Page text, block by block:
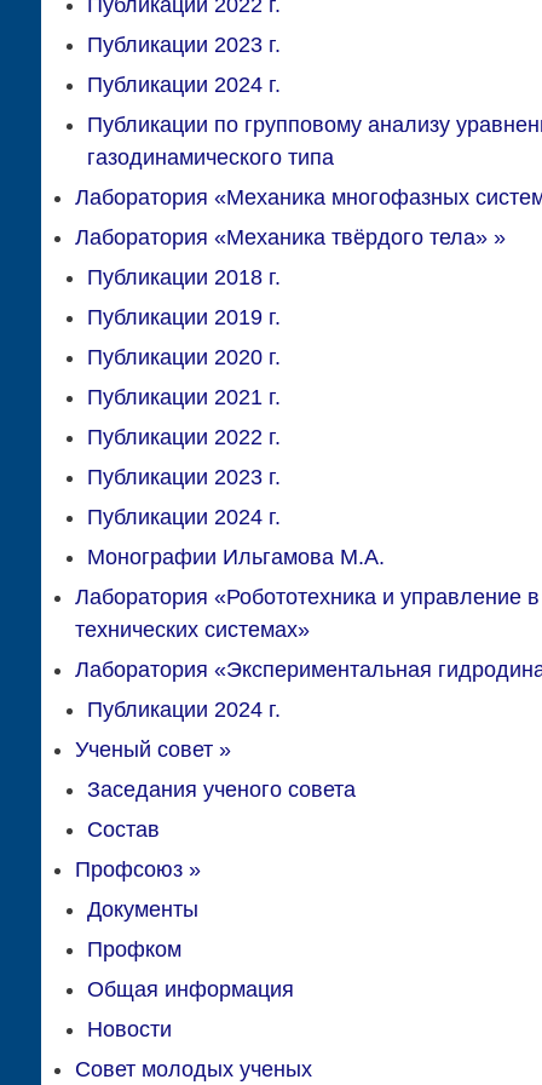
Публикации 2022 г.
Публикации 2023 г.
Публикации 2024 г.
Публикации по групповому анализу
газодинамического типа
Лаборатория «Механика многофазных
Лаборатория «Механика твёрдого тела»»
Публикации 2018 г.
Публикации 2019 г.
Публикации 2020 г.
Публикации 2021 г.
Публикации 2022 г.
Публикации 2023 г.
Публикации 2024 г.
Монографии Ильгамова М.А.
Лаборатория «Робототехника и управление в
технических системах»
Лаборатория «Экспериментальная
Публикации 2024 г.
Ученый совет»
Заседания ученого совета
Состав
Профсоюз»
Документы
Профком
Общая информация
Новости
Совет молодых ученых